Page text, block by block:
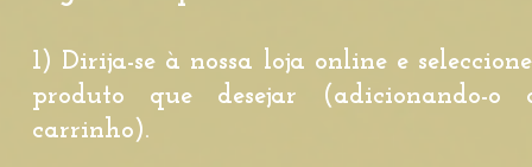
1) Dirija-se à nossa loja online e
produto que desejar (adicionando-o
carrinho).